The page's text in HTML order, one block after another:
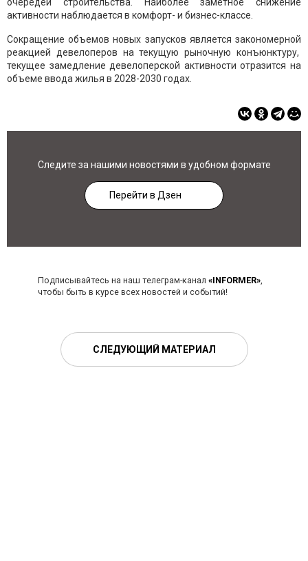
активности наблюдается в комфорт- и бизнес-классе.
Сокращение объемов новых запусков является закономерной
реакцией девелоперов на текущую рыночную конъюнктуру,
текущее замедление девелоперской активности отразится на
объеме ввода жилья в 2028-2030 годах.
Следите за нашими новостями в удобном формате
Перейти в Дзен
Подписывайтесь на наш телеграм-канал «INFORMER»,
чтобы быть в курсе всех новостей и событий!
СЛЕДУЮЩИЙ МАТЕРИАЛ